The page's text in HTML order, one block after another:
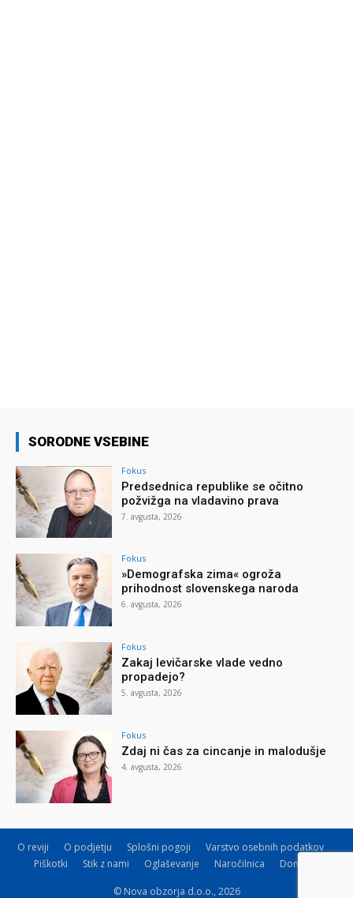
SORODNE VSEBINE
Fokus
Predsednica republike se očitno
požvižga na vladavino prava
7. avgusta, 2026
Fokus
»Demografska zima« ogroža
prihodnost slovenskega naroda
6. avgusta, 2026
Fokus
Zakaj levičarske vlade vedno
propadejo?
5. avgusta, 2026
Fokus
Zdaj ni čas za cincanje in malodušje
4. avgusta, 2026
O reviji O podjetju Splošni pogoji
Varstvo osebnih podatkov
Piškotki
Stik z nami Oglaševanje Naročilnica Donacije
© Nova obzorja d.o.o., 2026